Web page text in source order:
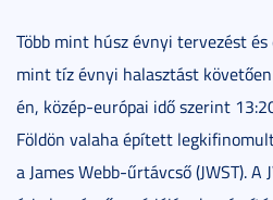
Több mint húsz évnyi tervezést
mint tíz évnyi halasztást
én, közép-európai idő szerint
Földön valaha épített
a James Webb-űrtávcső (JWST). A